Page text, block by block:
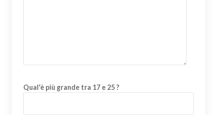
Qual'è più grande tra 17 e 25 ?